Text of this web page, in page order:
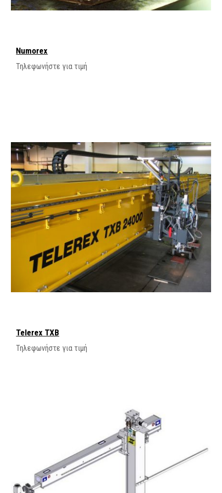
Numorex
Τηλεφωνήστε για τιμή
Telerex TXB
Τηλεφωνήστε για τιμή